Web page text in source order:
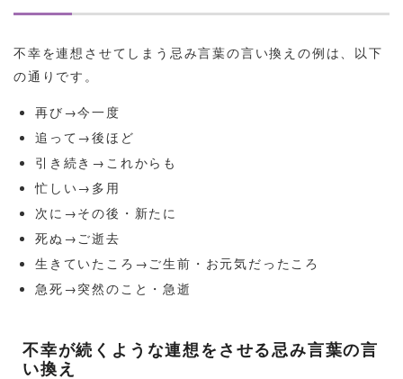
不幸を連想させてしまう忌み言葉の言い換えの例は、以下
の通りです。
再び→今一度
追って→後ほど
引き続き→これからも
忙しい→多用
次に→その後・新たに
死ぬ→ご逝去
生きていたころ→ご生前・お元気だったころ
急死→突然のこと・急逝
不幸が続くような連想をさせる忌み言葉の言
い換え